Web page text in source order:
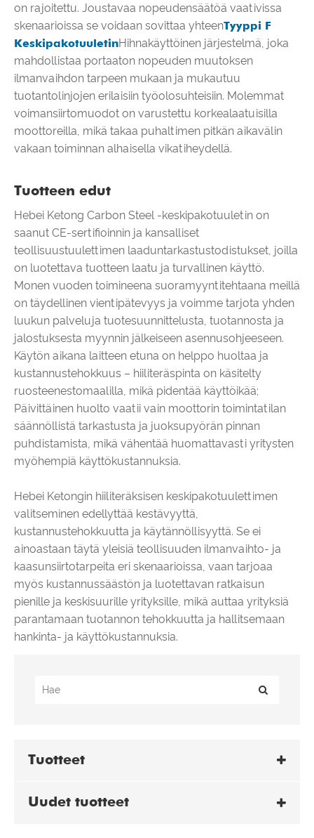
on rajoitettu. Joustavaa nopeudensäätöä vaativissa
skenaarioissa se voidaan sovittaa yhteenTyyppi F
KeskipakotuuletinHihnakäyttöinen järjestelmä, joka
mahdollistaa portaaton nopeuden muutoksen
ilmanvaihdon tarpeen mukaan ja mukautuu
tuotantolinjojen erilaisiin työolosuhteisiin. Molemmat
voimansiirtomuodot on varustettu korkealaatuisilla
moottoreilla, mikä takaa puhaltimen pitkän aikavälin
vakaan toiminnan alhaisella vikatiheydellä.
Tuotteen edut
Hebei Ketong Carbon Steel -keskipakotuuletin on
saanut CE-sertifioinnin ja kansalliset
teollisuustuulettimen laaduntarkastustodistukset, joilla
on luotettava tuotteen laatu ja turvallinen käyttö.
Monen vuoden toimineena suoramyyntitehtaana meillä
on täydellinen vientipätevyys ja voimme tarjota yhden
luukun palveluja tuotesuunnittelusta, tuotannosta ja
jalostuksesta myynnin jälkeiseen asennusohjeeseen.
Käytön aikana laitteen etuna on helppo huoltaa ja
kustannustehokkuus – hiiliteräspinta on käsitelty
ruosteenestomaalilla, mikä pidentää käyttöikää;
Päivittäinen huolto vaatii vain moottorin toimintatilan
säännöllistä tarkastusta ja juoksupyörän pinnan
puhdistamista, mikä vähentää huomattavasti yritysten
myöhempiä käyttökustannuksia.
Hebei Ketongin hiiliteräksisen keskipakotuulettimen
valitseminen edellyttää kestävyyttä,
kustannustehokkuutta ja käytännöllisyyttä. Se ei
ainoastaan ​​täytä yleisiä teollisuuden ilmanvaihto- ja
kaasunsiirtotarpeita eri skenaarioissa, vaan tarjoaa
myös kustannussäästön ja luotettavan ratkaisun
pienille ja keskisuurille yrityksille, mikä auttaa yrityksiä
parantamaan tuotannon tehokkuutta ja hallitsemaan
hankinta- ja käyttökustannuksia.
Tuotteet
Uudet tuotteet